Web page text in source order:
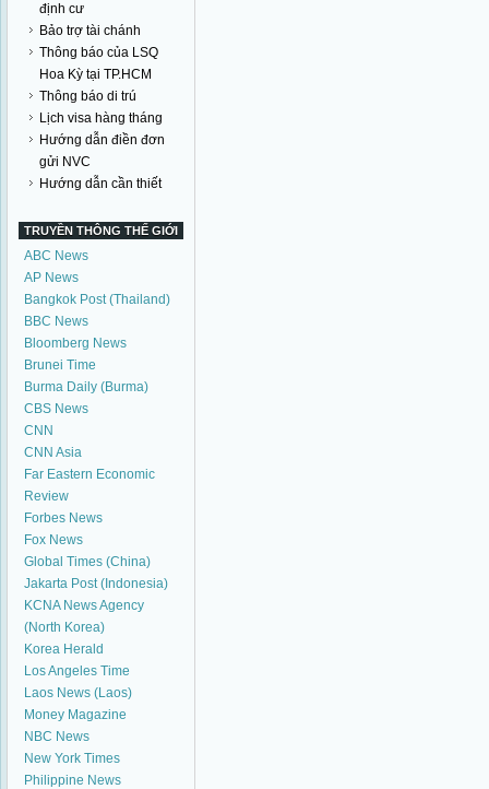
định cư
Bảo trợ tài chánh
Thông báo của LSQ
Hoa Kỳ tại TP.HCM
Thông báo di trú
Lịch visa hàng tháng
Hướng dẫn điền đơn
gửi NVC
Hướng dẫn cần thiết
TRUYỀN THÔNG THẾ GIỚI
ABC News
AP News
Bangkok Post (Thailand)
BBC News
Bloomberg News
Brunei Time
Burma Daily (Burma)
CBS News
CNN
CNN Asia
Far Eastern Economic
Review
Forbes News
Fox News
Global Times (China)
Jakarta Post (Indonesia)
KCNA News Agency
(North Korea)
Korea Herald
Los Angeles Time
Laos News (Laos)
Money Magazine
NBC News
New York Times
Philippine News